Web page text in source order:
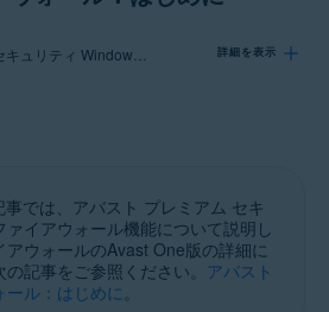
詳細を表示
ス 24.x Windows 版
:
/ Pro / Enterprise / Education
/ Pro / Enterprise / Education - 32 / 64 ビッ
事では、アバスト プレミアム セキ
ァイアウォール機能について説明し
アウォールのAvast One版の詳細に
記事をご参照ください。 アバスト
ール：はじめに。